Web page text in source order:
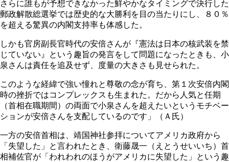
さらに誰もが予想できなかった鮮やかなタイミングで決行した
郵政解散総選挙では歴史的な大勝利を目の当たりにし、８０％
を超える驚異の内閣支持率も体感した。
しかも官房副長官時代の安倍さんが『憲法は日本の核武装を禁
じていない』という趣旨の発言をして問題になったときも、小
泉さんは責任を追及せず、度量の大きさも見せられた。
このような経緯で強い憧れと尊敬の念が育ち、第１次安倍内閣
時の挫折ではコンプレックスも生まれた。だから人気と任期
（首相在職期間）の両面で小泉さんを超えたいというモチベー
ションが安倍さんを支配しているのです」（Ａ氏）
一方の安倍首相は、靖国神社参拝についてアメリカ政府から
「失望した」と言われたとき、衛藤晟一（えとうせいいち）首
相補佐官が「われわれのほうがアメリカに失望した」という趣